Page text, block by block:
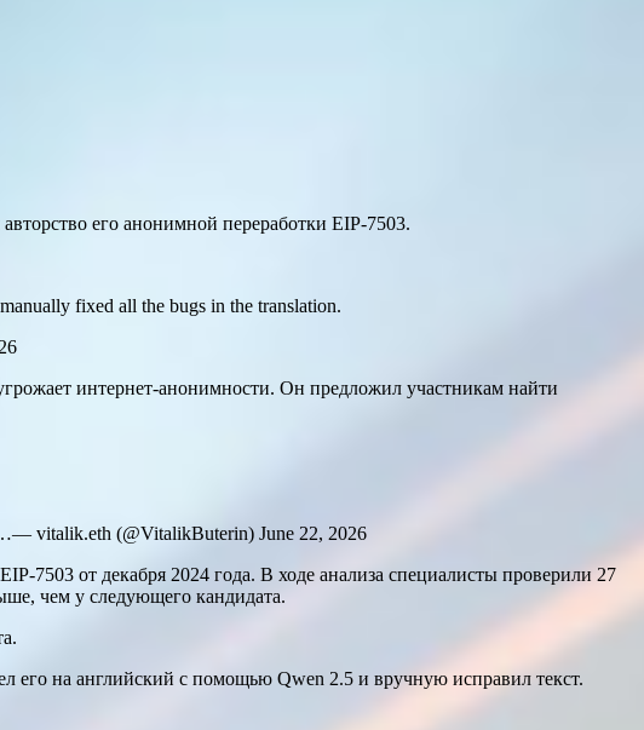
его анонимной переработки EIP-7503.
fixed all the bugs in the translation.
интернет-анонимности. Он предложил участникам найти
vitalik.eth (@VitalikButerin) June 22, 2026
7503 от декабря 2024 года. В ходе анализа специалисты проверили 27
чем у следующего кандидата.
его на английский с помощью Qwen 2.5 и вручную исправил текст.